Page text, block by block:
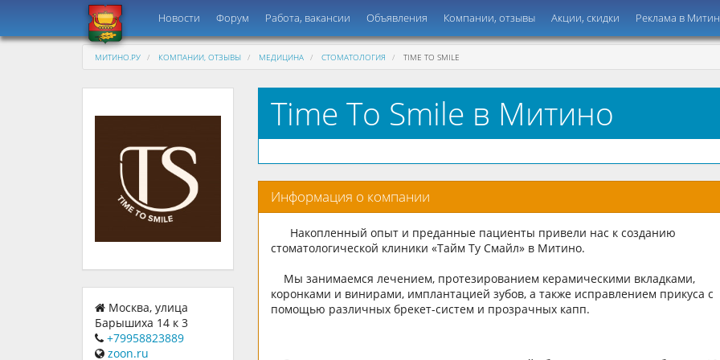
Новости Форум Работа, вакансии Объявления Компании, отзывы Акции, скидки Реклама в
МИТИНО.РУ КОМПАНИИ, ОТЗЫВЫ МЕДИЦИНА СТОМАТОЛОГИЯ TIME TO SMILE
Москва, улица
Барышиха 14 к 3
+79958823889
zoon.ru
Time To Smile в Митино
Информация о компании
Накопленный опыт и преданные пациенты привели нас к созданию
стоматологической клиники «Тайм Ту Смайл» в Митино.
Мы занимаемся лечением, протезированием керамическими вкладками,
коронками и винирами, имплантацией зубов, а также исправлением прикуса с
помощью различных брекет-систем и прозрачных капп.